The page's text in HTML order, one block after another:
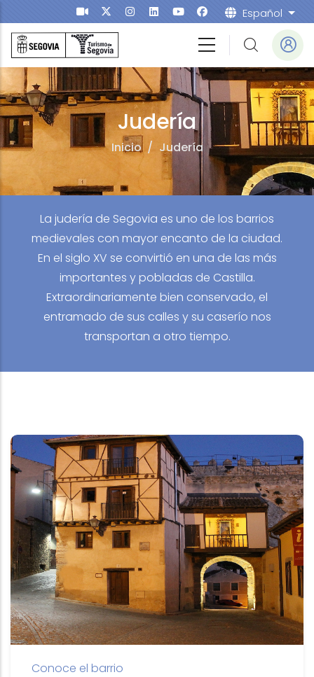
Pasar al contenido principal Español
Judería
Inicio / Judería
La judería de Segovia es uno de los barrios
medievales con mayor encanto de la ciudad.
En el siglo XV se convirtió en una de las más
importantes y pobladas de Castilla.
Extraordinariamente bien conservado, el
entramado de sus calles y su caserío nos
transportan a otro tiempo.
Conoce el barrio